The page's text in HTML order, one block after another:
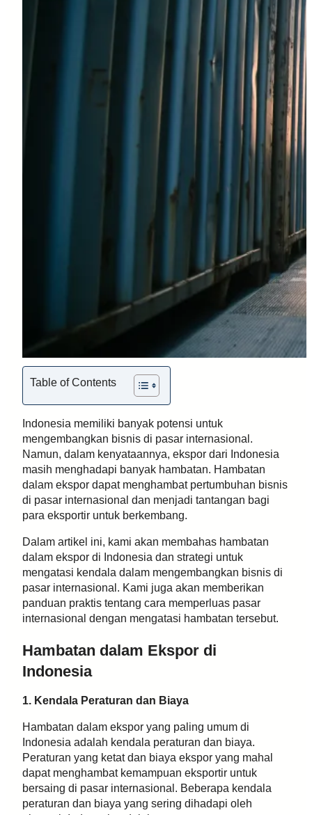
Table of Contents
Indonesia memiliki banyak potensi untuk
mengembangkan bisnis di pasar internasional.
Namun, dalam kenyataannya, ekspor dari Indonesia
masih menghadapi banyak hambatan. Hambatan
dalam ekspor dapat menghambat pertumbuhan bisnis
di pasar internasional dan menjadi tantangan bagi
para eksportir untuk berkembang.
Dalam artikel ini, kami akan membahas hambatan
dalam ekspor di Indonesia dan strategi untuk
mengatasi kendala dalam mengembangkan bisnis di
pasar internasional. Kami juga akan memberikan
panduan praktis tentang cara memperluas pasar
internasional dengan mengatasi hambatan tersebut.
Hambatan dalam Ekspor di
Indonesia
1. Kendala Peraturan dan Biaya
Hambatan dalam ekspor yang paling umum di
Indonesia adalah kendala peraturan dan biaya.
Peraturan yang ketat dan biaya ekspor yang mahal
dapat menghambat kemampuan eksportir untuk
bersaing di pasar internasional. Beberapa kendala
peraturan dan biaya yang sering dihadapi oleh